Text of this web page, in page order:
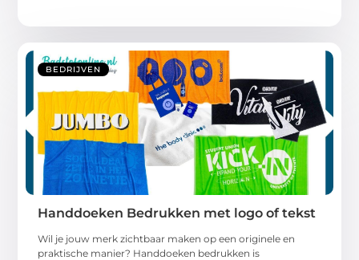
BEDRIJVEN
Handdoeken Bedrukken met logo of tekst
Wil je jouw merk zichtbaar maken op een originele en
praktische manier? Handdoeken bedrukken is